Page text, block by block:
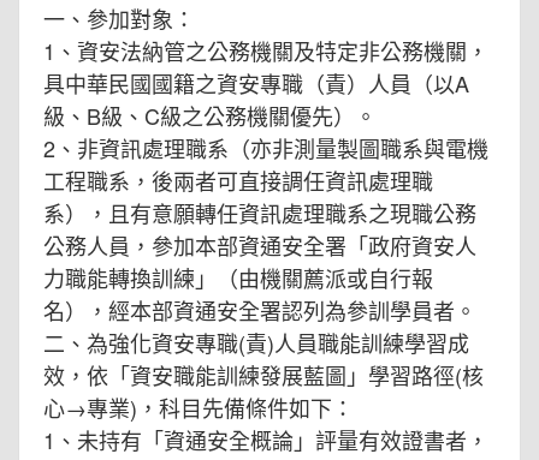
一、參加對象：
1、資安法納管之公務機關及特定非公務機關，
具中華民國國籍之資安專職（責）人員（以A
級、B級、C級之公務機關優先）。
2、非資訊處理職系（亦非測量製圖職系與電機
工程職系，後兩者可直接調任資訊處理職
系），且有意願轉任資訊處理職系之現職公務
公務人員，參加本部資通安全署「政府資安人
力職能轉換訓練」（由機關薦派或自行報
名），經本部資通安全署認列為參訓學員者。
二、為強化資安專職(責)人員職能訓練學習成
效，依「資安職能訓練發展藍圖」學習路徑(核
心→專業)，科目先備條件如下：
1、未持有「資通安全概論」評量有效證書者，